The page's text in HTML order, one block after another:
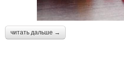
читать дальше →